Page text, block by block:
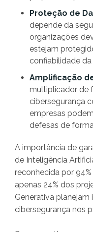
Proteção de
depende da
organizações
estejam
confiabilidade da
Amplificação
multiplicador de
cibersegurança
empresas
defesas de
A importância de
de Inteligência
reconhecida por
apenas 24% dos
Generativa
cibersegurança nos